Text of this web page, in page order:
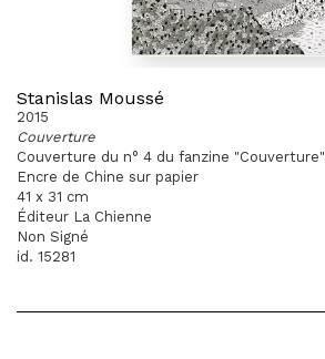
Stanislas Moussé
2015
Couverture
Couverture du n° 4 du fanzine "Couverture"
Encre de Chine sur papier
41 x 31 cm
Éditeur La Chienne
Non Signé
id. 15281